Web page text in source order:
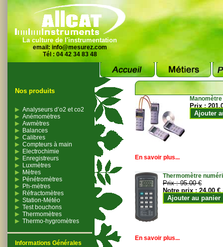
La culture de l'instrumentation
email: info@mesurez.com
Tél : 04 42 34 83 48
Nos produits
Analyseurs d’o2 et co2
Anémomètres
Awmètres
Balances
Calibres
Compteurs à main
Electrochimie
Enregistreurs
Luxmètres
Mètres
Pénétromètres
Ph-mètres
Réfractomètres
Station-Météo
Test bouchons
Thermomètres
Thermo-hygromètres
Informations Générales
Prix :
Ajouter
En savoir plus...
Thermomètre
Prix :95.00 €
Notre prix :24.00 €
Ajouter au panier
En savoir plus...